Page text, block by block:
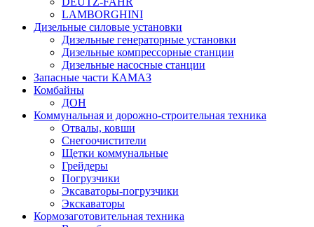
LAMBORGHINI
Дизельные силовые установки
Дизельные генераторные установки
Дизельные компрессорные станции
Дизельные насосные станции
Запасные части КАМАЗ
Комбайны
ДОН
Коммунальная и дорожно-строительная техника
Отвалы, ковши
Снегоочистители
Щетки коммунальные
Грейдеры
Погрузчики
Эксаваторы-погрузчики
Экскаваторы
Кормозаготовительная техника